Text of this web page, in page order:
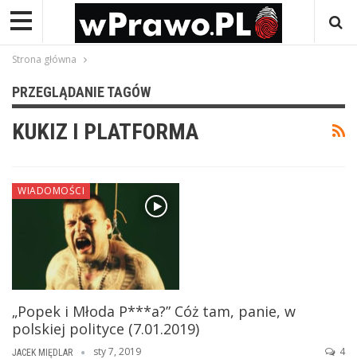
Strona główna
PRZEGLĄDANIE TAGÓW
KUKIZ I PLATFORMA
WIADOMOŚCI
„Popek i Młoda P***a?” Cóż tam, panie, w
polskiej polityce (7.01.2019)
JACEK MIĘDLAR sty 7, 2019 4